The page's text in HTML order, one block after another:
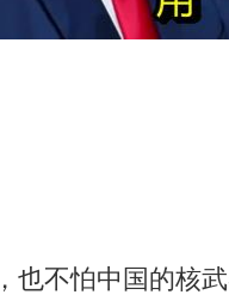
台湾从来没有“独立”过
窝朵朵为佟丽娅庆生
财产堵门阻挠父亲出
也不怕中国的核